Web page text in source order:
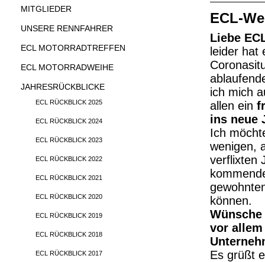
ECL-
Liebe
leider hat
ich mich
allen ein
ins neue
Ich
wenigen,
verflixten
können.
vor
Es grüßt
MITGLIEDER
UNSERE RENNFAHRER
ECL MOTORRADTREFFEN
ECL MOTORRADWEIHE
JAHRESRÜCKBLICKE
ECL RÜCKBLICK 2025
ECL RÜCKBLICK 2024
ECL RÜCKBLICK 2023
ECL RÜCKBLICK 2022
ECL RÜCKBLICK 2021
ECL RÜCKBLICK 2020
ECL RÜCKBLICK 2019
ECL RÜCKBLICK 2018
ECL RÜCKBLICK 2017